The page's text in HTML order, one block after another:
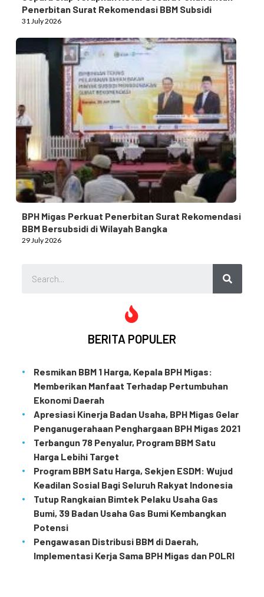
Penerbitan Surat Rekomendasi BBM Subsidi
31 July 2026
BPH Migas Perkuat Penerbitan Surat Rekomendasi
BBM Bersubsidi di Wilayah Bangka
29 July 2026
BERITA POPULER
Resmikan BBM 1 Harga, Kepala BPH Migas:
Memberikan Manfaat Terhadap Pertumbuhan
Ekonomi Daerah
Apresiasi Kinerja Badan Usaha, BPH Migas Gelar
Penganugerahaan Penghargaan BPH Migas 2021
Terbangun 78 Penyalur, Program BBM Satu
Harga Lebihi Target
Program BBM Satu Harga, Sekjen ESDM: Wujud
Keadilan Sosial Bagi Seluruh Rakyat Indonesia
Tutup Rangkaian Bimtek Pelaku Usaha Gas
Bumi, 39 Badan Usaha Gas Bumi Kembangkan
Potensi
Pengawasan Distribusi BBM di Daerah,
Implementasi Kerja Sama BPH Migas dan POLRI